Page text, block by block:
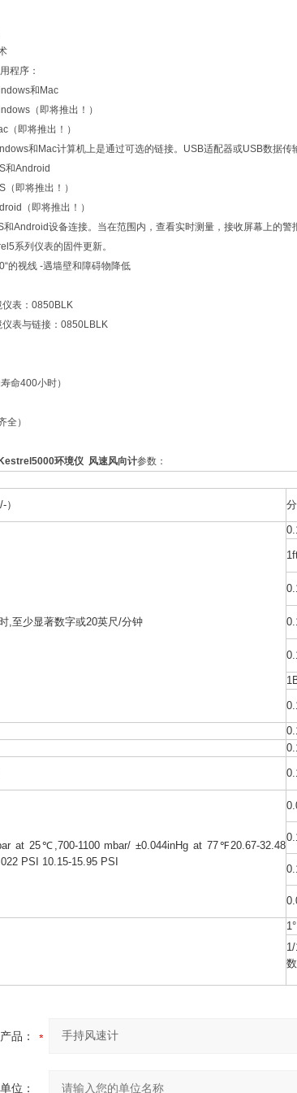
程序：
和Mac
（即将推出！）
（即将推出！）
和Mac计算机上是通过可选的链接。USB适配器或USB数据
和Android
（即将推出！）
（即将推出！）
和Android设备连接。当在范围内，查看实时测量，接收屏幕上的
系列仪表的固件更新。
的视线 -遇墙壁和障碍物降低
表：0850BLK
表与链接：0850LBLK
命400小时）
全）
环境仪 风速风向计参数：
,至少显著数字或20英尺/分钟
at 25℃,700-1100 mbar/ ±0.044inHg at 77℉20.67-32.48
PSI 10.15-15.95 PSI
1°
数
产品：
位：